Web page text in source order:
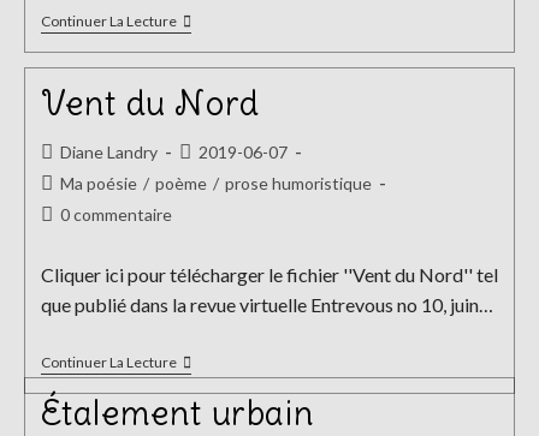
Continuer La LectureCadavre
Exquis
Au
Vent du Nord
Auteur/autrice
de
publication :
Diane Landry
Publication
publiée :
2019-06-07
Post
category:
Ma poésie / poème / prose humoristique
Commentaires
publication :
0 commentaire
Cliquer ici pour télécharger le fichier ''Vent du Nord'' tel
que publié dans la revue virtuelle Entrevous no 10, juin…
Continuer La LectureVent
Du
Nord
Étalement urbain